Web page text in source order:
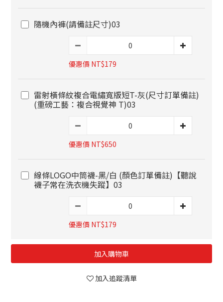
隨機內褲(請備註尺寸)03
優惠價 NT$179
雷射橫條紋複合電繡寬版短T-灰(尺寸訂單備註)
(重磅工藝：複合視覺神 T)03
優惠價 NT$650
線條LOGO中筒襪-黑/白 (顏色訂單備註)【聽說
襪子常在洗衣機失蹤】03
優惠價 NT$179
加入購物車
加入追蹤清單